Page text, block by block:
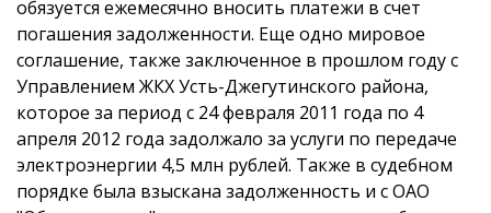
обязуется ежемесячно вносить платежи в счет
погашения задолженности. Еще одно мировое
соглашение, также заключенное в прошлом году с
Управлением ЖКХ Усть-Джегутинского района,
которое за период с 24 февраля 2011 года по 4
апреля 2012 года задолжало за услуги по передаче
электроэнергии 4,5 млн рублей. Также в судебном
порядке была взыскана задолженность и с ОАО